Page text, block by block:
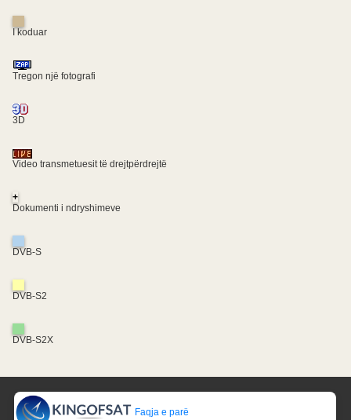
I koduar
Tregon një fotografi
3D
Video transmetuesit të drejtpërdrejtë
+
Dokumenti i ndryshimeve
DVB-S
DVB-S2
DVB-S2X
Faqja e parë